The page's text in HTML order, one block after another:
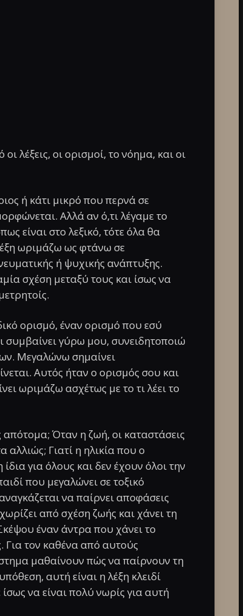
λέξεις, οι ορισμοί, το νόημα, και οι
ή κάτι μικρό που περνά σε
Αλλά αν ό,τι λέγαμε το
είναι στο λεξικό, τότε όλα θα
ωριμάζω ως φτάνω σε
ή ψυχικής ανάπτυξης.
σχέση μεταξύ τους και ίσως να
ορισμό, έναν ορισμό που εσύ
συμβαίνει γύρω μου, συνειδητοποιώ
Μεγαλώνω σημαίνει
Αυτός ήταν ο ορισμός σου και
ωριμάζω ασχέτως με το τι λέει το
απότομα; Όταν η ζωή, οι καταστάσεις
αλλιώς; Γιατί η ηλικία που ο
για όλους και δεν έχουν όλοι την
που μεγαλώνει σε τοξικό
να παίρνει αποφάσεις
από σχέση ζωής και χάνει τη
έναν άντρα που χάνει το
Για τον καθένα από αυτούς
μαθαίνουν πώς να παίρνουν τη
αυτή είναι η λέξη κλειδί
να είναι πολύ νωρίς για αυτή